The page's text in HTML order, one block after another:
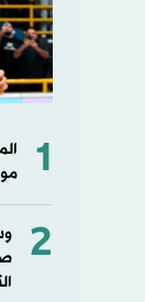
1
2